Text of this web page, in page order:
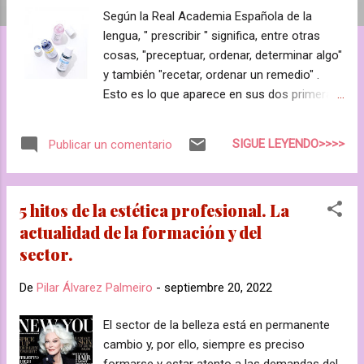
Según la Real Academia Española de la
lengua, " prescribir " significa, entre otras
cosas, "preceptuar, ordenar, determinar algo"
y también "recetar, ordenar un remedio" .
Esto es lo que aparece en sus dos primeras
primero hay que saber qué es lo que hay que
"remediar". En el campo de la estética, esta
belleza y se llama diagnóstico . De este
primer paso, va a depender la efectividad de
venta del tratamiento (tanto en cabina como
prescripción. Para facilitar esta tarea,
tenemos recientemente en España
Publicar un comentario SIGUE LEYENDO>>>>
5 hitos de la estética profesional. La
actualidad de la formación y del
sector.
De Pilar Álvarez Palmeiro - septiembre 20, 2022
El sector de la belleza está en permanente
cambio y, por ello, siempre es preciso